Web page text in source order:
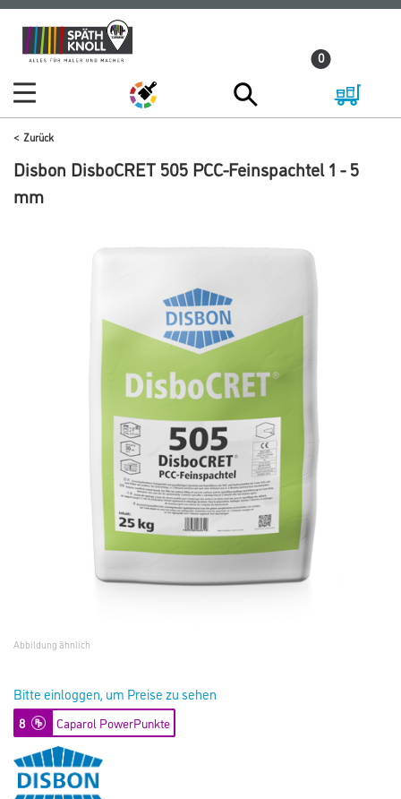
Zum
Inhalt
Zum
Navigationsmenü
0
Zurück
Disbon DisboCRET 505 PCC-Feinspachtel 1 - 5
mm
Abbildung ähnlich
Bitte einloggen, um Preise zu sehen
8 Caparol PowerPunkte